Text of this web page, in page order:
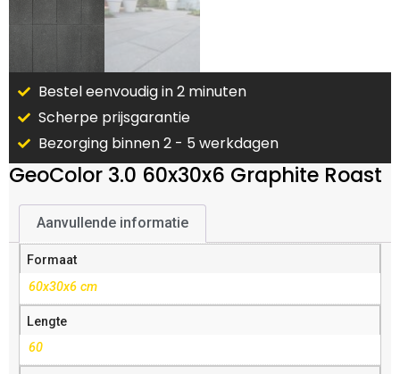
Bestel eenvoudig in 2 minuten
Scherpe prijsgarantie
Bezorging binnen 2 - 5 werkdagen
GeoColor 3.0 60x30x6 Graphite Roast
Aanvullende informatie
Formaat
60x30x6 cm
Lengte
60